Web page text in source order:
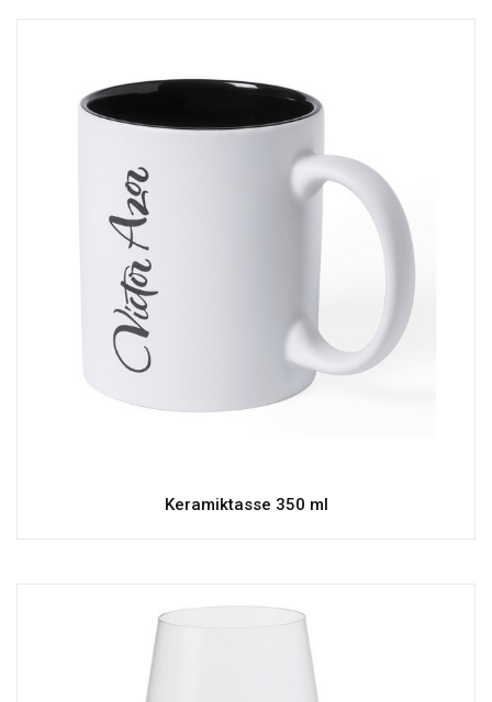
Keramiktasse 350 ml